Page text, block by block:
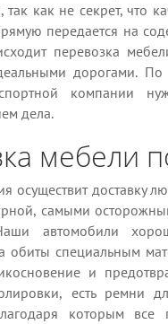
так как не секрет, что
передается на
перевозка
дорогами.
компании
дела.
мебели
осуществит доставку
самыми
автомобили
обиты специальным
и
есть ремни
которым все